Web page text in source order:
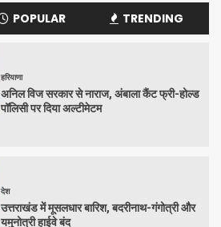
POPULAR TRENDING
हरियाणा
अनिल विज सरकार से नाराज, अंबाला कैंट फ्री-होल्ड
पॉलिसी पर दिया अल्टीमेटम
देश
उत्तराखंड में मूसलधार बारिश, बदरीनाथ-गंगोत्री और
यमुनोत्री हाईवे बंद